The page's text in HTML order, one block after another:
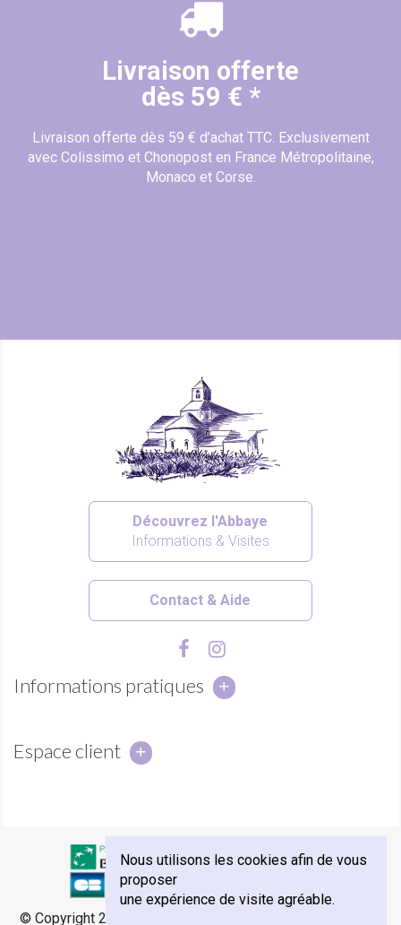
Livraison offerte
dès 59 € *
Livraison offerte dès 59 € d’achat TTC. Exclusivement
avec Colissimo et Chonopost en France Métropolitaine,
Monaco et Corse.
Découvrez l'Abbaye
Informations & Visites
Contact & Aide
Informations pratiques
Espace client
© Copyright 2018 - Abbaye Notre-Dame de Sénanque -
Nous utilisons les cookies afin de vous
proposer
une expérience de visite agréable.